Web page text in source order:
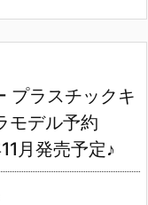
プラスチックキ
モデル予約
月発売予定♪